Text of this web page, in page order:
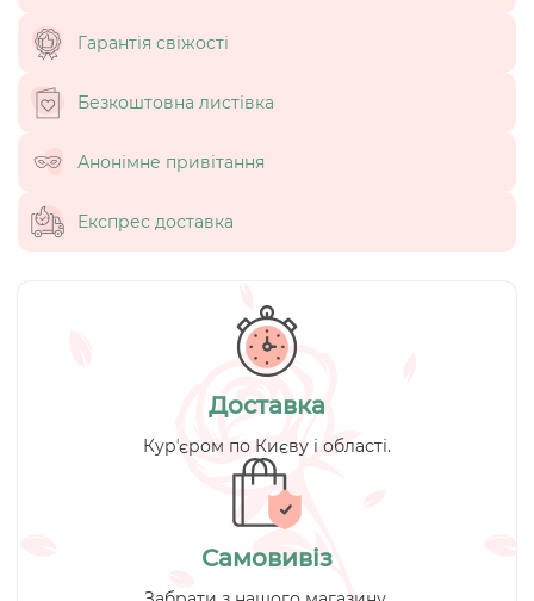
Гарантія свіжості
Безкоштовна листівка
Анонімне привітання
Експрес доставка
Доставка
Курʼєром по Києву і області.
Самовивіз